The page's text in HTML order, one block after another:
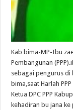
Kab bima-MP-Ibu
Pembangunan
sebagai pengurus di
bima,saat Harlah
Ketua DPC PPP
kehadiran bu jana